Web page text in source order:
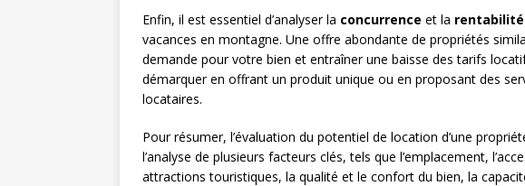
Enfin, il est essentiel d’analyser la concurrence et la rentabilité
vacances en montagne. Une offre abondante de propriétés
demande pour votre bien et entraîner une baisse des tarifs
démarquer en offrant un produit unique ou en proposant des
locataires.
Pour résumer, l’évaluation du potentiel de location d’une
l’analyse de plusieurs facteurs clés, tels que l’emplacement,
attractions touristiques, la qualité et le confort du bien, la